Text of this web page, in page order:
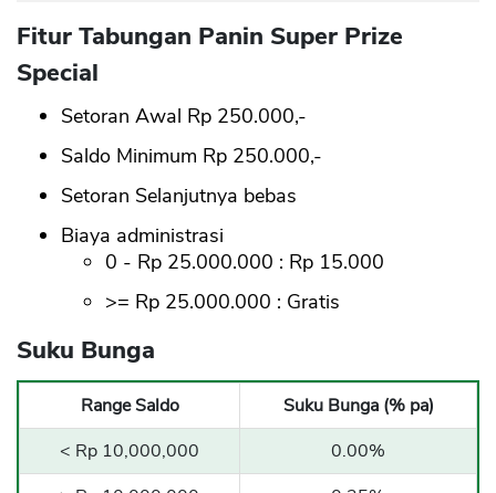
Fitur Tabungan Panin Super Prize
Special
Setoran Awal Rp 250.000,-
Saldo Minimum Rp 250.000,-
Setoran Selanjutnya bebas
Biaya administrasi
0 - Rp 25.000.000 : Rp 15.000
>= Rp 25.000.000 : Gratis
Suku Bunga
Range Saldo
Suku Bunga (% pa)
< Rp 10,000,000
0.00%